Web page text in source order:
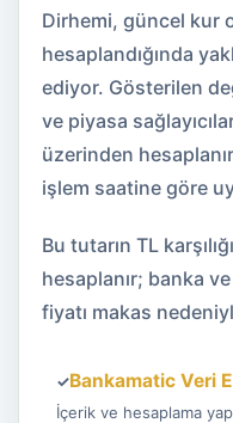
Dirhemi, güncel kur
hesaplandığında
ediyor. Gösterilen
ve piyasa
üzerinden
işlem saatine göre
Bu tutarın TL
hesaplanır; banka
fiyatı makas
✓Bankamatic Veri
İçerik ve hesaplama